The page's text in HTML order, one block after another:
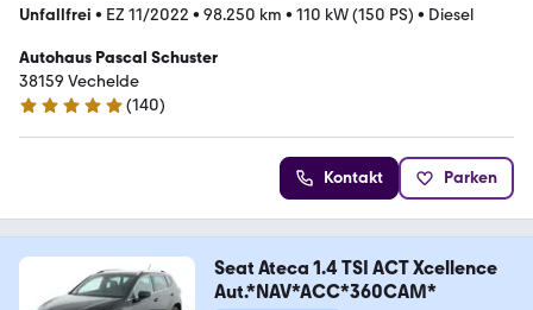
Unfallfrei • EZ 11/2022 • 98.250 km • 110 kW (150 PS) • Diesel
Autohaus Pascal Schuster
38159 Vechelde
4.8 Sterne
(140)
Kontakt Parken
Seat Ateca 1.4 TSI ACT Xcellence
Aut.*NAV*ACC*360CAM*